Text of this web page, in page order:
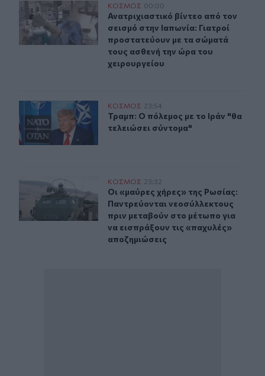
Ανατριχιαστικό βίντεο από τον σεισμό στην Ιαπωνία:
ΚΟΣΜΟΣ 00:00
Ανατριχιαστικό βίντεο από τον
Ανατριχιαστικό βίντεο από τον
σεισμό στην Ιαπωνία: Γιατροί
προστατεύουν με τα σώματά
τους ασθενή την ώρα του
χειρουργείου
Τραμπ: Ο πόλεμος με το Ιράν "θα τελειώσει σύντομα"
ΚΟΣΜΟΣ 23:54
Τραμπ: Ο πόλεμος με το Ιράν "θα
Τραμπ: Ο πόλεμος με το Ιράν "θα
τελειώσει σύντομα"
Οι «μαύρες χήρες» της Ρωσίας: Παντρεύονται
ΚΟΣΜΟΣ 23:32
Οι «μαύρες χήρες» της Ρωσίας:
Οι «μαύρες χήρες» της Ρωσίας:
Παντρεύονται νεοσύλλεκτους
πριν μεταβούν στο μέτωπο για
να εισπράξουν τις «παχυλές»
αποζημιώσεις